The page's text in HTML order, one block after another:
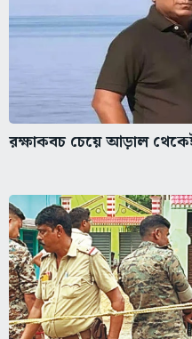
রক্ষাকবচ চেয়ে আড়াল